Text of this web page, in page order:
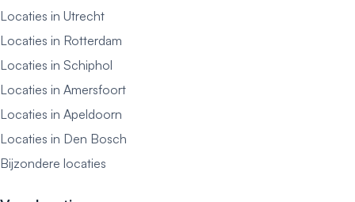
Locaties in Utrecht
Locaties in Rotterdam
Locaties in Schiphol
Locaties in Amersfoort
Locaties in Apeldoorn
Locaties in Den Bosch
Bijzondere locaties